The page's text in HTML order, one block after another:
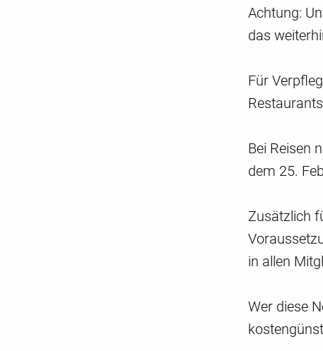
Achtung:
das
Für
Bei Reisen
dem 25.
Zusätzlich
in allen
Wer diese